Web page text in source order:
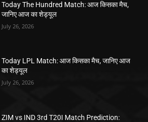
Today The Hundred Match: आज किसका मैच,
जानिए आज का शेड्यूल
July 26, 2026
Today LPL Match: आज किसका मैच, जानिए आज
का शेड्यूल
July 26, 2026
ZIM vs IND 3rd T20I Match Prediction: